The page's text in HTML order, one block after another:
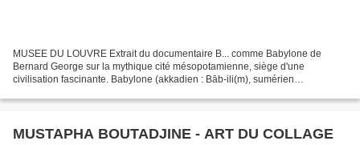
MUSEE DU LOUVRE Extrait du documentaire B... comme Babylone de
Bernard George sur la mythique cité mésopotamienne, siège d'une
civilisation fascinante. Babylone (akkadien : Bāb-ili(m), sumérien
MUSTAPHA BOUTADJINE - ART DU COLLAGE